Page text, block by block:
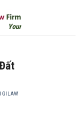
Your own attorney